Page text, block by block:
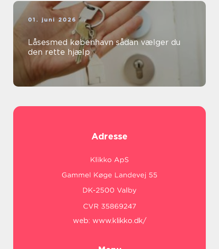
01. juni 2026
Låsesmed københavn sådan vælger du
den rette hjælp
Adresse
web: www.klikko.dk/